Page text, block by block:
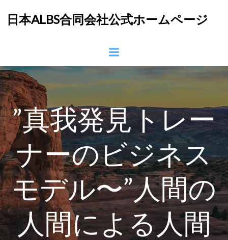
ン
ツ
へ
ス
プ
日本ALBS合同会社公式ホームページ
”真我発見トレー
ナーのビジネス
モデル〜”人間の
人間による人間